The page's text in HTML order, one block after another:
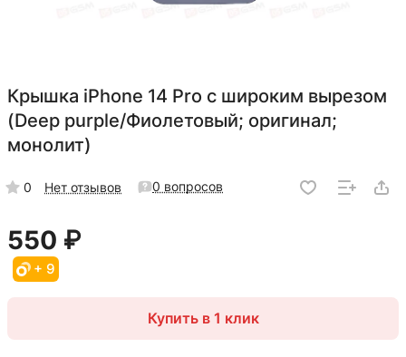
Крышка iPhone 14 Pro с широким вырезом
(Deep purple/Фиолетовый; оригинал;
монолит)
0 Нет отзывов 0 вопросов
550 ₽
+ 9
Купить в 1 клик